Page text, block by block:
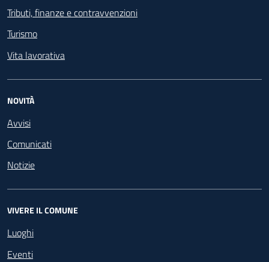
Tributi, finanze e contravvenzioni
Turismo
Vita lavorativa
NOVITÀ
Avvisi
Comunicati
Notizie
VIVERE IL COMUNE
Luoghi
Eventi